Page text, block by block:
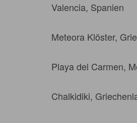
Valencia, Spanien
Meteora Klöster,
Playa del Carmen,
Chalkidiki,